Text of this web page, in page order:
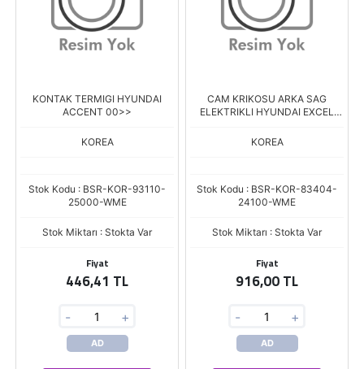
KONTAK TERMIGI HYUNDAI
ACCENT 00>>
KOREA
Stok Kodu : BSR-KOR-93110-
25000-WME
Stok Miktarı : Stokta Var
Fiyat
446,41 TL
- +
AD
CAM KRIKOSU ARKA SAG
ELEKTRIKLI HYUNDAI EXCEL
KOREA
Stok Kodu : BSR-KOR-83404-
24100-WME
Stok Miktarı : Stokta Var
Fiyat
916,00 TL
- +
AD